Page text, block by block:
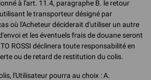
à l'art. 11.4, paragraphe B. le retour
le transporteur désigné par
où l'Acheteur déciderait d'utiliser un autre
et les éventuels frais de douane seront
ROSSI déclinera toute responsabilité en
ou de retard de restitution du colis.
l'Utilisateur pourra au choix : A.